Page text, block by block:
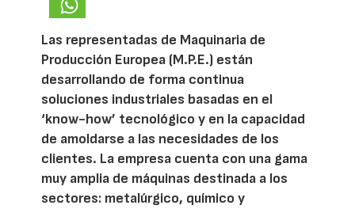
Las representadas de Maquinaria de
Producción Europea (M.P.E.) están
desarrollando de forma continua
soluciones industriales basadas en el
‘know-how’ tecnológico y en la capacidad
de amoldarse a las necesidades de los
clientes. La empresa cuenta con una gama
muy amplia de máquinas destinada a los
sectores: metalúrgico, químico y